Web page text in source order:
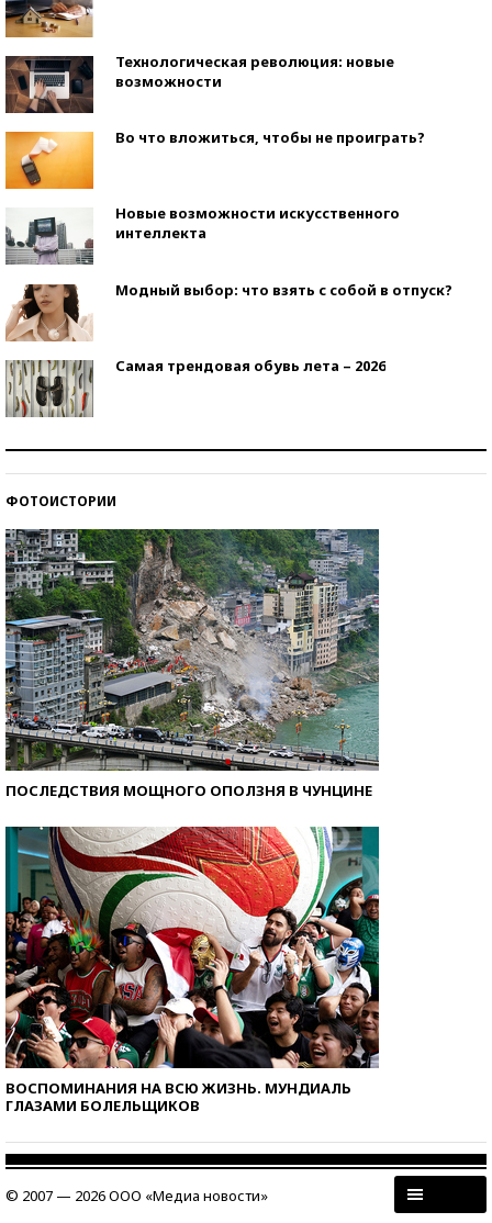
Технологическая революция: новые
возможности
Во что вложиться, чтобы не проиграть?
Новые возможности искусственного
интеллекта
Модный выбор: что взять с собой в отпуск?
Самая трендовая обувь лета – 2026
ФОТОИСТОРИИ
ПОСЛЕДСТВИЯ МОЩНОГО ОПОЛЗНЯ В ЧУНЦИНЕ
ВОСПОМИНАНИЯ НА ВСЮ ЖИЗНЬ. МУНДИАЛЬ
ГЛАЗАМИ БОЛЕЛЬЩИКОВ
© 2007 — 2026 ООО «Медиа новости»